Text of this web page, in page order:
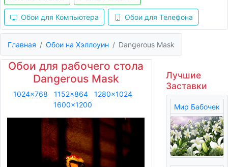
Обои для Компьютера Обои для Телефона
Главная Обои на Хэллоуин Dangerous Mask
Обои для рабочего стола
Dangerous Mask
1024x768 1152x864
1280x1024
1600x1200
Лучшие
Заставки
Мир Бабочек